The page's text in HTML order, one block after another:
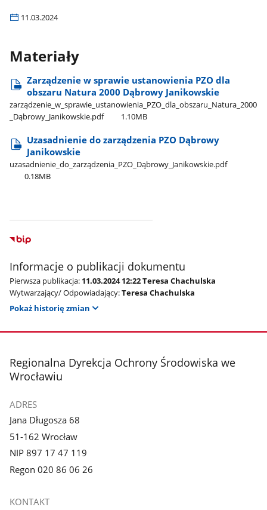
11.03.2024
Materiały
Zarządzenie w sprawie ustanowienia PZO dla
obszaru Natura 2000 Dąbrowy Janikowskie
zarządzenie​_w​_sprawie​_ustanowienia​_PZO​_dla​_obszaru​_Natura​_2000​
_Dąbrowy​_Janikowskie.pdf
1.10MB
Uzasadnienie do zarządzenia PZO Dąbrowy
Janikowskie
uzasadnienie​_do​_zarządzenia​_PZO​_Dąbrowy​_Janikowskie.pdf
0.18MB
Informacje o publikacji dokumentu
Pierwsza publikacja: 11.03.2024 12:22 Teresa Chachulska
Wytwarzający/ Odpowiadający:Teresa Chachulska
Pokaż historię zmian
stopka
Regionalna Dyrekcja Ochrony Środowiska we
Wrocławiu
ADRES
Jana Długosza 68
51-162 Wrocław
NIP 897 17 47 119
Regon 020 86 06 26
KONTAKT